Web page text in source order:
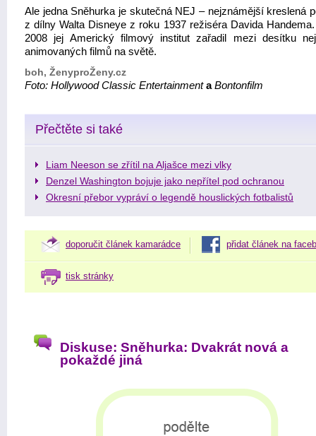
Ale jedna Sněhurka je skutečná NEJ – nejznámější kreslená
z dílny Walta Disneye z roku 1937 režiséra Davida
2008 jej Americký filmový institut zařadil mezi desítku
animovaných filmů na světě.
boh, ŽenyproŽeny.cz
Foto: Hollywood Classic EntertainmentaBontonfilm
Přečtěte si také
Liam Neeson se zřítil na Aljašce mezi vlky
Denzel Washington bojuje jako nepřítel pod ochranou
Okresní přebor vypráví o legendě houslických fotbalistů
doporučit článek kamarádce přidat článek na
tisk stránky
Diskuse: Sněhurka: Dvakrát nová a
pokaždé jiná